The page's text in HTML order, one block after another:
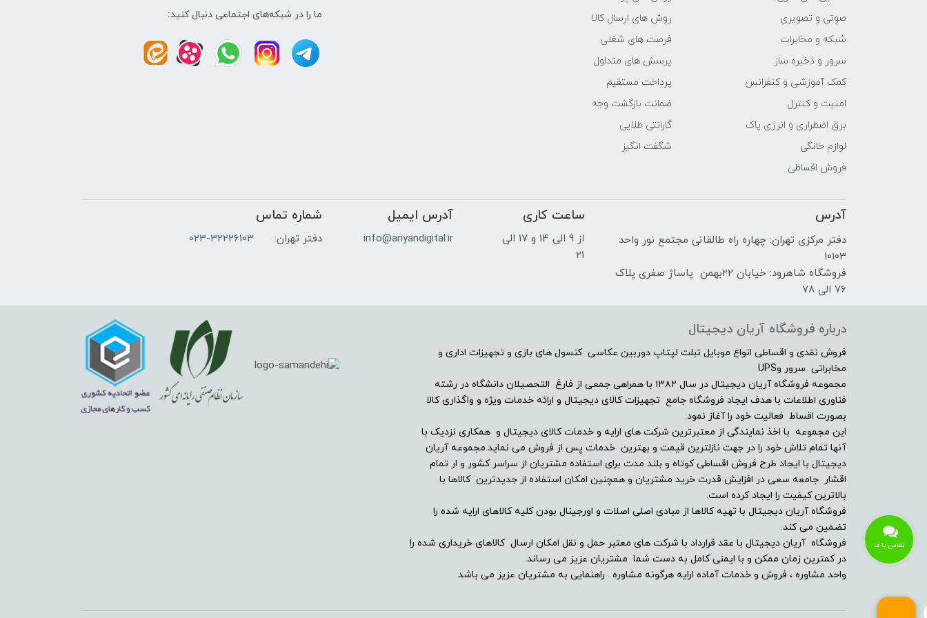
دقت صفحه نمایش
صفحه نمایش لمسی
درایو نوری
بلوتوث
شبکه بی سیم Wi-Fi
پورت HDMI
پورت VGA
تعداد پورت USB 3.1
تعداد پورت USB 3.0
پورت USB 4.0
پورت USB Type-C -
صوتی و تصویری
شبکه و مخابرات
سرور و ذخیره ساز
کمک آموزشی و کنفرانس
امنیت و کنترل
برق اضطراری و انرژی پاک
لوازم خانگی
فروش اقساطی
روش های ارسال کالا
فرصت های شغلی
پرسش های متداول
پرداخت مستقیم
ضمانت بازگشت وجه
گارانتی طلایی
شگفت انگیز
ما را در شبکه‌های اجتماعی دنبال کنید:
آدرس
دفتر مرکزی تهران: چهاره راه طالقانی مجتمع نور واحد
10103
فروشگاه شاهرود: خیابان 22بهمن پاساژ صفری پلاک
76 الی 78
ساعت کاری
از 9 الی 14 و 17 الی
21
آدرس ایمیل
info@ariyandigital.ir
شماره تماس
دفتر تهران: 023-32226103
درباره فروشگاه آریان دیجیتال
فروش نقدی و اقساطی انواع موبایل تبلت لپتاپ دوربین عکاسی کنسول های بازی و تجهیزات اداری و
مخابراتی سرور وUPS
مجموعه فروشگاه آریان دیجیتال در سال ۱۳۸۲ با همراهی جمعی از فارغ التحصیلان دانشگاه در رشته
فناوری اطلاعات با هدف ایجاد فروشگاه جامع تجهیزات کالای دیجیتال و ارائه خدمات ویژه و واگذاری کالا
بصورت اقساط فعالیت خود را آغاز نمود.
این مجموعه با اخذ نمایندگی از معتبرترین شرکت های ارایه و خدمات کالای دیجیتال و همکاری نزدیک با
آنها تمام تلاش خود را در جهت نازلترین قیمت و بهترین خدمات پس از فروش می نماید.مجموعه آریان
دیجیتال با ایجاد طرح فروش اقساطی کوتاه و بلند مدت برای استفاده مشتریان از سراسر کشور و ار تمام
اقشار جامعه سعی در افزایش قدرت خرید مشتریان و همچنین امکان استفاده از جدیدترین کالاها با
بالاترین کیفیت را ایجاد کرده است.
فروشگاه آریان دیجیتال با تهیه کالاها از مبادی اصلی اصلات و اورجینال بودن کلیه کالاهای ارایه شده را
تضمین می کند.
فروشگاه آریان دیجیتال با عقد قرارداد با شرکت های معتبر حمل و نقل امکان ارسال کالاهای خریداری شده را
در کمترین زمان ممکن و با ایمنی کامل به دست شما مشتریان عزیز می رساند.
واحد مشاوره ، فروش و خدمات آماده ارایه هرگونه مشاوره . راهنمایی به مشتریان عزیز می باشد
تماس با ما